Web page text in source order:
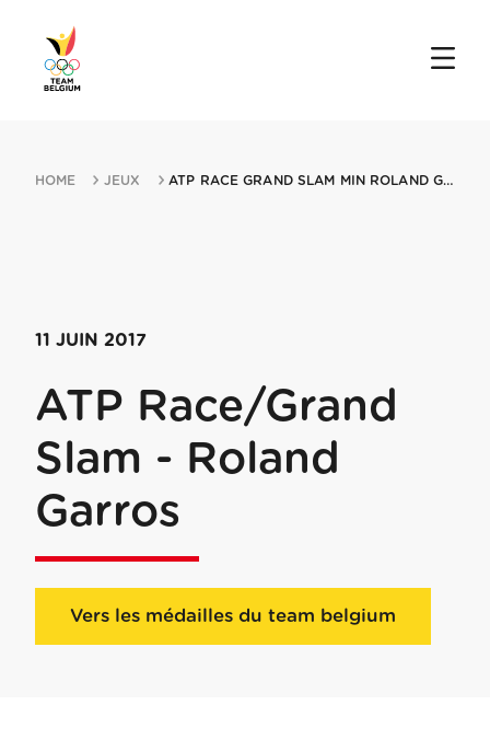
HOME JEUX ATP RACE GRAND SLAM MIN ROLAND GARROS 11062017 PARIS
11 JUIN 2017
ATP Race/Grand
Slam - Roland
Garros
Vers les médailles du team belgium